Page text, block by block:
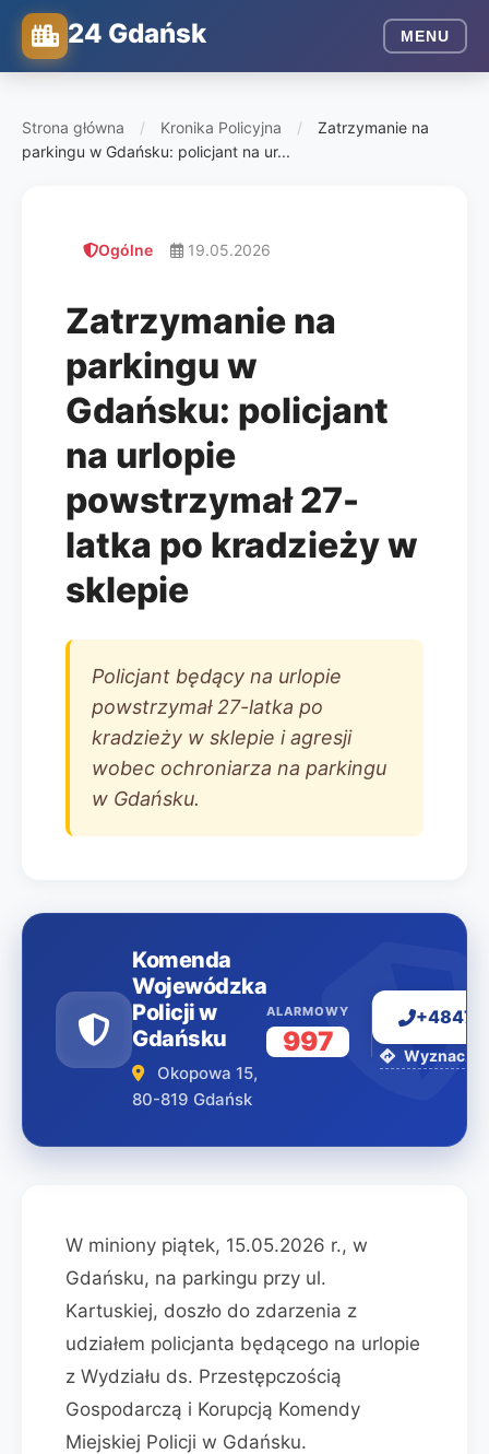
24 Gdańsk MENU
Strona główna / Kronika Policyjna /
Zatrzymanie na
parkingu w Gdańsku: policjant na ur...
Ogólne 19.05.2026
Zatrzymanie na
parkingu w
Gdańsku: policjant
na urlopie
powstrzymał 27-
latka po kradzieży w
sklepie
Policjant będący na urlopie
powstrzymał 27-latka po
kradzieży w sklepie i agresji
wobec ochroniarza na parkingu
w Gdańsku.
Komenda
Wojewódzka
Policji w
Gdańsku
Okopowa 15,
80-819 Gdańsk
ALARMOWY
997 Wyznacz
W miniony piątek, 15.05.2026 r., w
Gdańsku, na parkingu przy ul.
Kartuskiej, doszło do zdarzenia z
udziałem policjanta będącego na urlopie
z Wydziału ds. Przestępczością
Gospodarczą i Korupcją Komendy
Miejskiej Policji w Gdańsku.